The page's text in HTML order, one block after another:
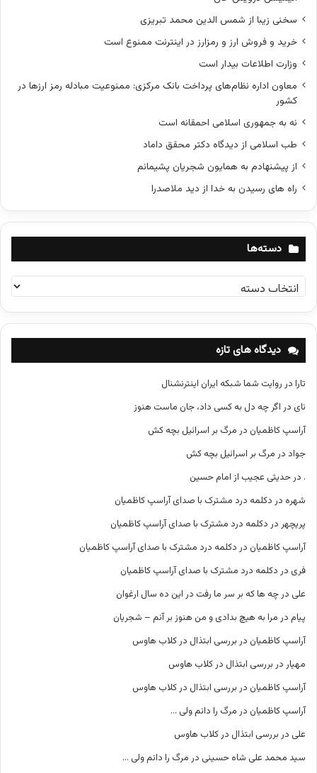
سخنی زیبا از شمس الدین محمد تبریزی
خرید و فروش ارز و رمزارز در اینترنت ممنوع است
وزارت اطلاعات بیدار است
معاون اداره نظام‌های پرداخت بانک مرکزی: ممنوعیت مبادله رمز ارزها در
کشور
نه به جمهوری اسلامی احمقانه است
طب اسلامی از دیدگاه دکتر محقق داماد
از پیشنهادم به همایون شجریان پشیمانم
راه های رسیدن به خدا از دید ملاصدرا
دسته‌ها
د
س
ت
ه‌
ه
دیدگاه های تازه
تارا در روایت شما شبکه ایران اینترنشنال
نای در اگر چه دل به کسی داد، جان ماست هنوز
آراسپ کاظمیان در مرگ بر اسرائیل بچه کش
جواد در مرگ بر اسرائیل بچه کش
. در حدیثی عجیب از امام حسین
شهره در دکلمه درد مشترک با صدای آراسپ کاظمیان
پریچهر در دکلمه درد مشترک با صدای آراسپ کاظمیان
آراسپ کاظمیان در دکلمه درد مشترک با صدای آراسپ کاظمیان
فری در دکلمه درد مشترک با صدای آراسپ کاظمیان
علی در چه ها که بر سر ما رفت در این ده سال ارغوان
پیام در مرا به هیچ بدادی و من هنوز بر آنم – شجریان
آراسپ کاظمیان در بررسی ابتذال در کلاب هاوس
مهیار در بررسی ابتذال در کلاب هاوس
آراسپ کاظمیان در بررسی ابتذال در کلاب هاوس
آراسپ کاظمیان در مرگ را دانم ولی …
علی در بررسی ابتذال در کلاب هاوس
سید محمد علی شاه حسینی در مرگ را دانم ولی …